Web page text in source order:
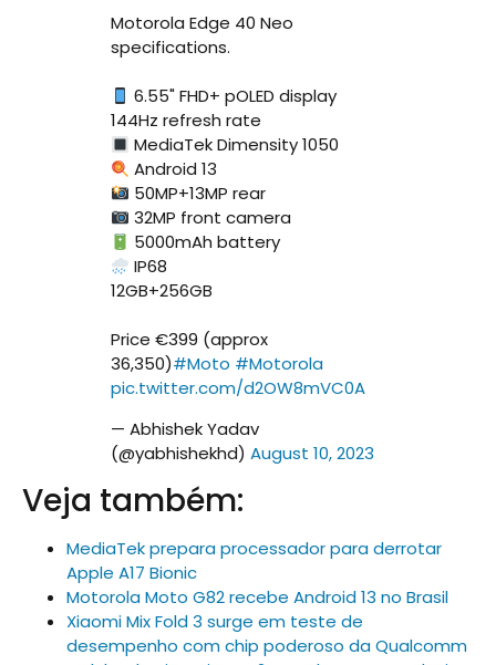
Motorola Edge 40 Neo
specifications.
6.55" FHD+ pOLED display
144Hz refresh rate
MediaTek Dimensity 1050
Android 13
50MP+13MP rear
32MP front camera
5000mAh battery
IP68
12GB+256GB
Price €399 (approx
₹36,350)#Moto #Motorola
pic.twitter.com/d2OW8mVC0A
— Abhishek Yadav
(@yabhishekhd) August 10, 2023
Veja também:
MediaTek prepara processador para derrotar
Apple A17 Bionic
Motorola Moto G82 recebe Android 13 no Brasil
Xiaomi Mix Fold 3 surge em teste de
desempenho com chip poderoso da Qualcomm